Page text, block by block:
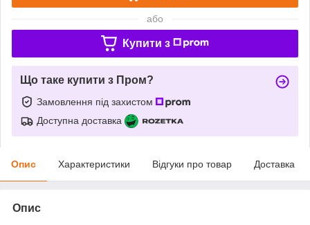
або
Купити з
Що таке купити з Пром?
Замовлення під захистом
Доступна доставка
Опис Характеристики Відгуки про товар Доставка
Опис